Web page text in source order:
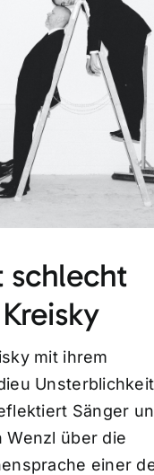
schlecht
mit ihrem
Sänger
Wenzl über die
einer